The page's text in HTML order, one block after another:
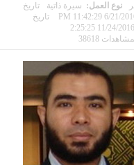
نوع العمل: سيرة ذاتية
تاريخ
تاريخ
التحديث 11/24/2016 2:25:25
38618